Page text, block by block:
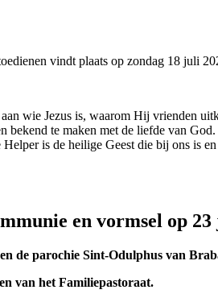
vindt plaats op zondag 18 juli
wie Jezus is, waarom Hij vrienden
te maken met de liefde van
is de heilige Geest die bij ons is
en vormsel op
de parochie Sint-Odulphus van
van het Familiepastoraat.